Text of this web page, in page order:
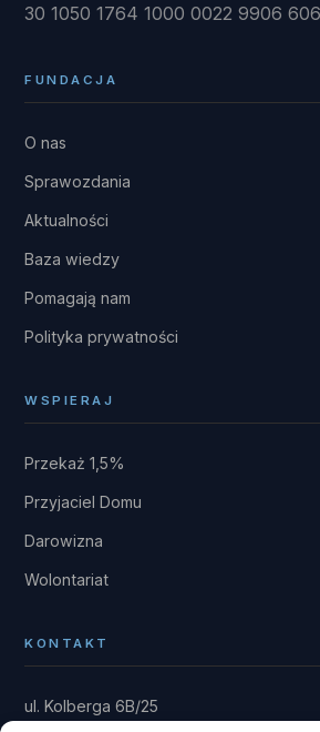
30 1050 1764 1000 0022 9906
FUNDACJA
O nas
Sprawozdania
Aktualności
Baza wiedzy
Pomagają nam
Polityka prywatności
WSPIERAJ
Przekaż 1,5%
Przyjaciel Domu
Darowizna
Wolontariat
KONTAKT
ul. Kolberga 6B/25